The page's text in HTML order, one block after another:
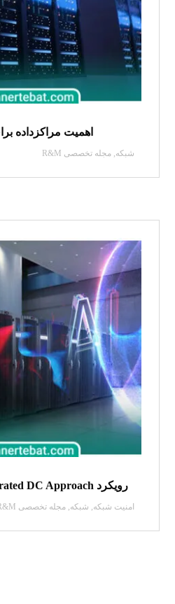
اهمیت مراکزداده
شبکه,مجله تخصصی R&M
رویکرد Integrated DC Approach شرکت R&M
امنیت شبکه شبکه ,مجله تخصصی R&M